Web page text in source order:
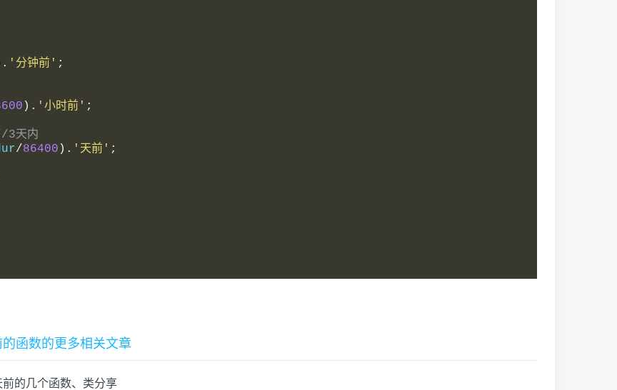
'分钟前' ;
). '小时前' ;
3天内
/86400 ). '天前' ;
函数的更多相关文章
的几个函数、类分享